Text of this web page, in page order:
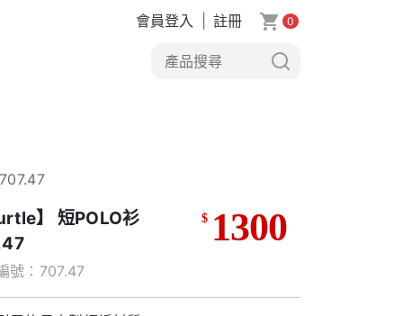
會員登入 註冊 0
】 短POLO衫
號：707.47
$ 1300